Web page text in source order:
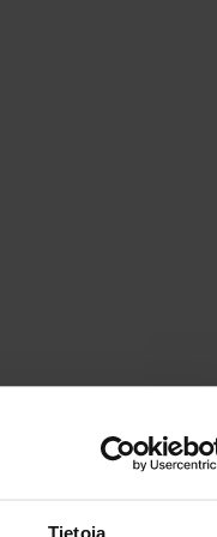
Tietoja